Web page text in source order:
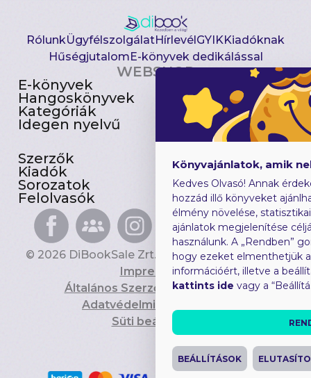
RólunkÜgyfélszolgálatHírlevélGYIKKiadóknak
HűségjutalomE-könyvek dedikálással
WEBSHOP
E-könyvek
Hangoskönyvek
Kategóriák
Idegen nyelvű
Csomagajánlatok
Akciósak
Előjegyezhetők
Újdonságok
Szerzők
Kiadók
Sorozatok
Felolvasók
Gyerekkönyvek
Heti toplista
Ajándékutalvány
Blog
© 2026 DiBookSale Zrt. Minden jog fenntartva.
Impresszum
Általános Szerződési Feltételek
Adatvédelmi Tájékoztató
Süti beállítások
Könyvajánlatok, amik
Kedves Olvasó! Annak
hozzád illő könyveket
élmény növelése,
ajánlatok megjelenítése
használunk. A „Rendben”
hogy ezeket elmenthetjük
információért, illetve a
kattints ide vagy a
BEÁLLÍTÁSOK